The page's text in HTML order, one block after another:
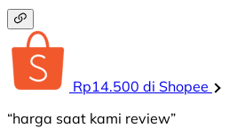
Rp14.500 di Shopee
“harga saat kami review”